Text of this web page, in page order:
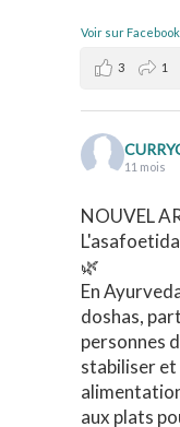
Voir sur Facebook
3 1
11 mois
NOUVEL
🌿
En
doshas,
personnes
stabiliser
aux plats